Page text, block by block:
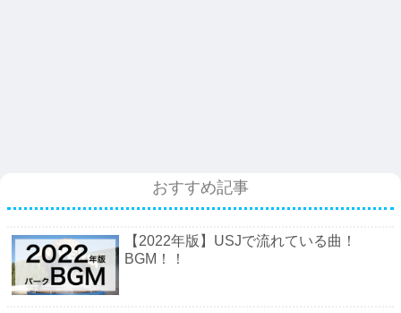
おすすめ記事
【2022年版】USJで流れている曲！
BGM！！